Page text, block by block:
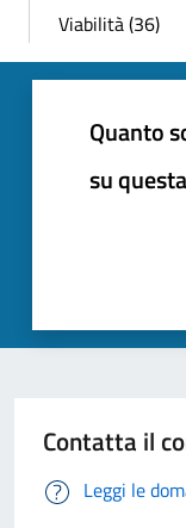
Viabilità (36)
Quanto
su
Contatta il
Leggi le